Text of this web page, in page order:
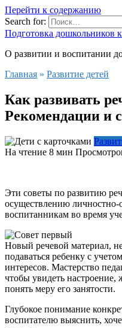
Перейти к содержанию
Search for:
Подготовка дошкольников
О развитии и воспитании
Главная » Развитие детей
Как развивать
Рекомендации и
На чтение 8 мин
Эти советы по развитию
осуществлению личностно-
воспитанникам во время
Новый речевой материал,
подаваться ребенку с
интересов. Мастерство
чтобы увидеть настроение,
понять меру его занятости.
Глубокое понимание
воспитателю выяснить,